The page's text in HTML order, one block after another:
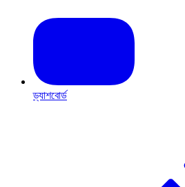
ড্যাশবোর্ড